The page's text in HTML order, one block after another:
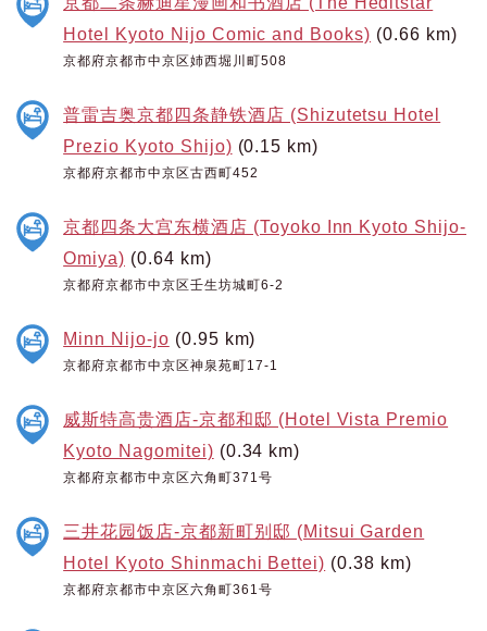
Hotel Kyoto Nijo Comic and Books) (0.66 km)
京都府京都市中京区姉西堀川町508
普雷吉奥京都四条静铁酒店 (Shizutetsu Hotel
Prezio Kyoto Shijo) (0.15 km)
京都府京都市中京区古西町452
京都四条大宫东横酒店 (Toyoko Inn Kyoto Shijo-
Omiya) (0.64 km)
京都府京都市中京区壬生坊城町6-2
Minn Nijo-jo (0.95 km)
京都府京都市中京区神泉苑町17-1
威斯特高贵酒店-京都和邸 (Hotel Vista Premio
Kyoto Nagomitei) (0.34 km)
京都府京都市中京区六角町371号
三井花园饭店-京都新町别邸 (Mitsui Garden
Hotel Kyoto Shinmachi Bettei) (0.38 km)
京都府京都市中京区六角町361号